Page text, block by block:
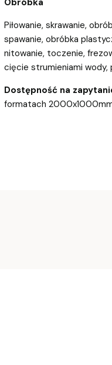
Piłowanie, skrawanie,
spawanie, obróbka
nitowanie, toczenie,
cięcie strumieniami wody,
Dostępność na
formatach
stopce